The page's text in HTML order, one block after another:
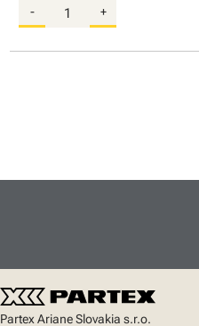
- +
Partex Ariane Slovakia s.r.o.